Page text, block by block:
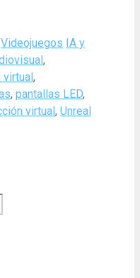
Videojuegos Tags
IA y
,
,
, pantallas LED,
virtual , Unreal